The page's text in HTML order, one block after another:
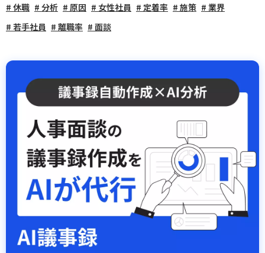
休職
分析 原因 女性社員 定着率 施策
業界
若手社員
離職率 面談